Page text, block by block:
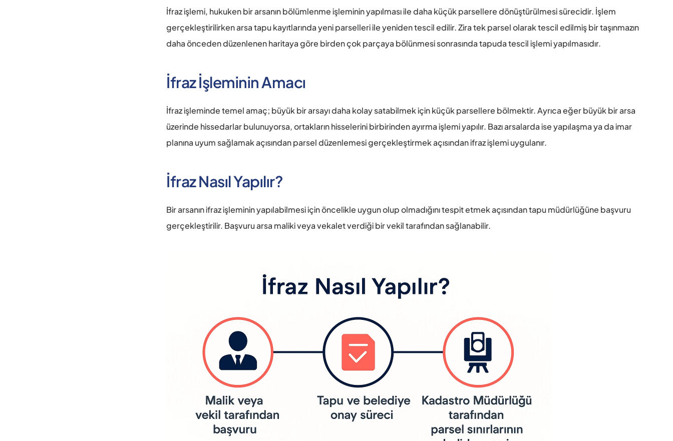
İfraz işlemi, hukuken bir arsanın bölümlenme işleminin yapılması ile daha küçük parsellere dönüştürülmesi sürecidir. İşlem
gerçekleştirilirken arsa tapu kayıtlarında yeni parselleri ile yeniden tescil edilir. Zira tek parsel olarak tescil edilmiş bir taşınmazın
daha önceden düzenlenen haritaya göre birden çok parçaya bölünmesi sonrasında tapuda tescil işlemi yapılmasıdır.
İfraz İşleminin Amacı
İfraz işleminde temel amaç; büyük bir arsayı daha kolay satabilmek için küçük parsellere bölmektir. Ayrıca eğer büyük bir arsa
üzerinde hissedarlar bulunuyorsa, ortakların hisselerini birbirinden ayırma işlemi yapılır. Bazı arsalarda ise yapılaşma ya da imar
planına uyum sağlamak açısından parsel düzenlemesi gerçekleştirmek açısından ifraz işlemi uygulanır.
İfraz Nasıl Yapılır?
Bir arsanın ifraz işleminin yapılabilmesi için öncelikle uygun olup olmadığını tespit etmek açısından tapu müdürlüğüne başvuru
gerçekleştirilir. Başvuru arsa maliki veya vekalet verdiği bir vekil tarafından sağlanabilir.